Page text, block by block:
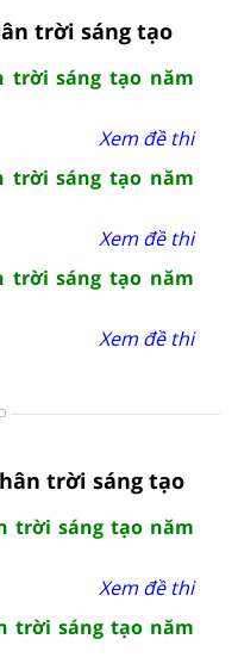
trời sáng tạo
trời sáng tạo năm
Xem đề thi
trời sáng tạo năm
Xem đề thi
trời sáng tạo năm
Xem đề thi
trời sáng tạo
trời sáng tạo năm
Xem đề thi
trời sáng tạo năm